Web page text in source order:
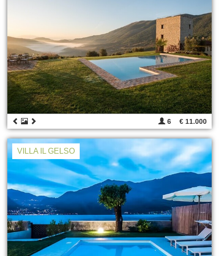
6 € 11.000
VILLA IL GELSO